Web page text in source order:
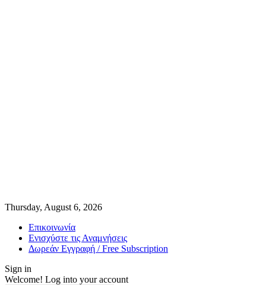
Thursday, August 6, 2026
Επικοινωνία
Ενισχύστε τις Αναμνήσεις
Δωρεάν Εγγραφή / Free Subscription
Sign in
Welcome! Log into your account